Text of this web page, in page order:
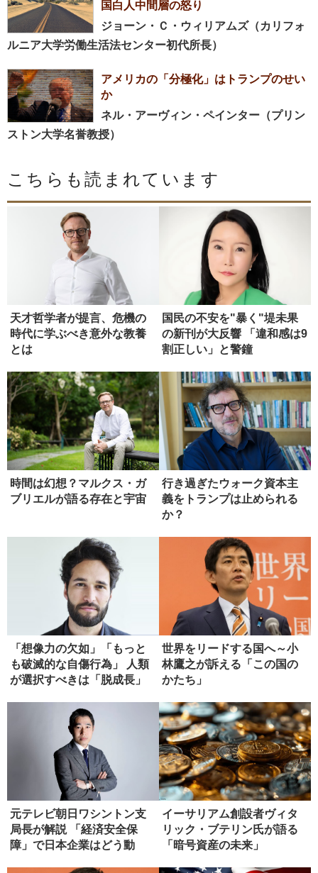
国白人中間層の怒り
ジョーン・Ｃ・ウィリアムズ（カリフォ
ルニア大学労働生活法センター初代所長）
アメリカの「分極化」はトランプのせい
か
ネル・アーヴィン・ペインター（プリン
ストン大学名誉教授）
こちらも読まれています
天才哲学者が提言、危機の
時代に学ぶべき意外な教養
とは
国民の不安を"暴く"堤未果
の新刊が大反響 「違和感は9
割正しい」と警鐘
時間は幻想？マルクス・ガ
ブリエルが語る存在と宇宙
行き過ぎたウォーク資本主
義をトランプは止められる
か？
「想像力の欠如」「もっと
も破滅的な自傷行為」 人類
が選択すべきは「脱成長」
世界をリードする国へ～小
林鷹之が訴える「この国の
かたち」
元テレビ朝日ワシントン支
局長が解説 「経済安全保
障」で日本企業はどう動
イーサリアム創設者ヴィタ
リック・ブテリン氏が語る
「暗号資産の未来」